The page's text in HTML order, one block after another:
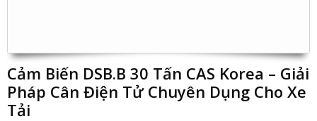
Cảm Biến DSB.B 30 Tấn CAS Korea – Giải
Pháp Cân Điện Tử Chuyên Dụng Cho Xe
Tải